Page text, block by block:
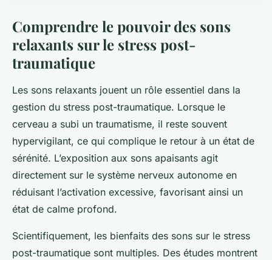
Comprendre le pouvoir des sons
relaxants sur le stress post-
traumatique
Les sons relaxants jouent un rôle essentiel dans la
gestion du stress post-traumatique. Lorsque le
cerveau a subi un traumatisme, il reste souvent
hypervigilant, ce qui complique le retour à un état de
sérénité. L’exposition aux sons apaisants agit
directement sur le système nerveux autonome en
réduisant l’activation excessive, favorisant ainsi un
état de calme profond.
Scientifiquement, les bienfaits des sons sur le stress
post-traumatique sont multiples. Des études montrent